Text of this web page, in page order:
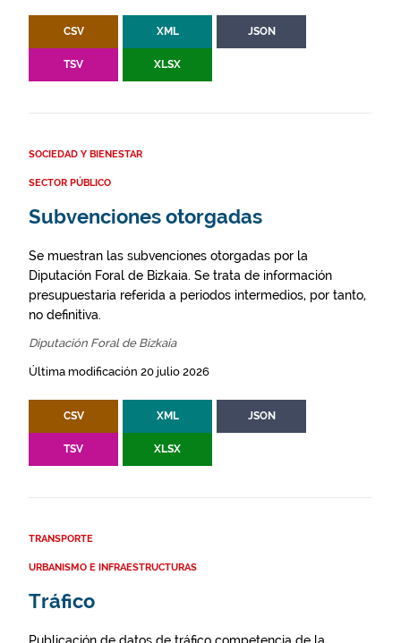
CSV XML JSON
TSV XLSX
SOCIEDAD Y BIENESTAR
SECTOR PÚBLICO
Subvenciones otorgadas
Se muestran las subvenciones otorgadas por la
Diputación Foral de Bizkaia. Se trata de información
presupuestaria referida a periodos intermedios, por tanto,
no definitiva.
Diputación Foral de Bizkaia
Última modificación 20 julio 2026
CSV XML JSON
TSV XLSX
TRANSPORTE
URBANISMO E INFRAESTRUCTURAS
Tráfico